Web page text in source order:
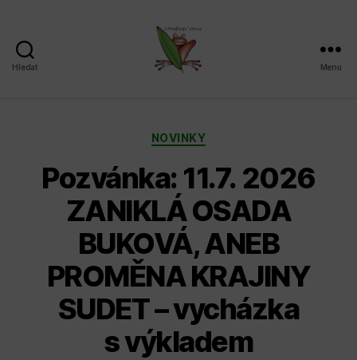
Hledat Menu
Rubriky
NOVINKY
Pozvánka: 11.7. 2026
ZANIKLÁ OSADA
BUKOVÁ, ANEB
PROMĚNA KRAJINY
SUDET – vycházka
s výkladem